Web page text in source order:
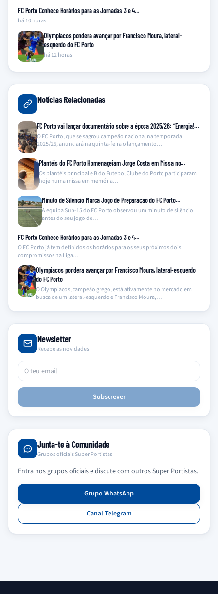
FC Porto Conhece Horários para as Jornadas 3 e 4…
há 10 horas
Olympiacos pondera avançar por Francisco Moura, lateral-
esquerdo do FC Porto
há 12 horas
Notícias Relacionadas
FC Porto vai lançar documentário sobre a época 2025/26: “Energia!…
O FC Porto, que se sagrou campeão nacional na temporada
2025/26, anunciará na quinta-feira o lançamento…
Plantéis do FC Porto Homenageiam Jorge Costa em Missa no…
Os plantéis principal e B do Futebol Clube do Porto participaram
hoje numa missa em memória…
Minuto de Silêncio Marca Jogo de Preparação do FC Porto…
A equipa Sub-15 do FC Porto observou um minuto de silêncio
antes do seu jogo de…
FC Porto Conhece Horários para as Jornadas 3 e 4…
O FC Porto já tem definidos os horários para os seus próximos dois
compromissos na Liga…
Olympiacos pondera avançar por Francisco Moura, lateral-esquerdo
do FC Porto
O Olympiacos, campeão grego, está ativamente no mercado em
busca de um lateral-esquerdo e Francisco Moura,…
Newsletter
Recebe as novidades
Subscrever
Junta-te à Comunidade
Grupos oficiais Super Portistas
Entra nos grupos oficiais e discute com outros Super Portistas.
Grupo WhatsApp
Canal Telegram